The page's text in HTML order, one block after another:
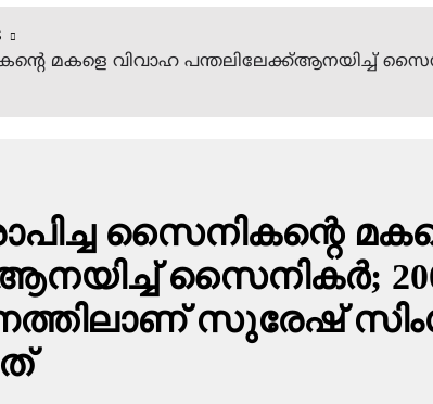
മകളെ വിവാഹ പന്തലിലേക്ക്ആനയിച്ച്
സൈനികന്റെ
സൈനികര്‍;
സുരേഷ്